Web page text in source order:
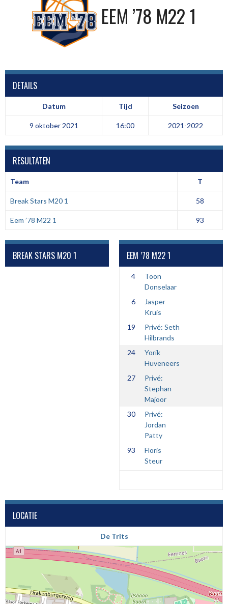
EEM ’78 M22 1
DETAILS
Datum Tijd Seizoen
9 oktober 2021 16:00 2021-2022
RESULTATEN
Team T
Break Stars M20 1 58
Eem ’78 M22 1 93
BREAK STARS M20 1 EEM ’78 M22 1
4
Toon
Donselaar
6
Jasper
Kruis
19
Privé: Seth
Hilbrands
24
Yorik
Huveneers
27
Privé:
Stephan
Majoor
30
Privé:
Jordan
Patty
93
Floris
Steur
LOCATIE
De Trits